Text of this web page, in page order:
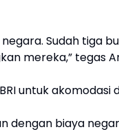
Sudah tiga
mereka,” tegas
untuk akomodasi
dengan biaya